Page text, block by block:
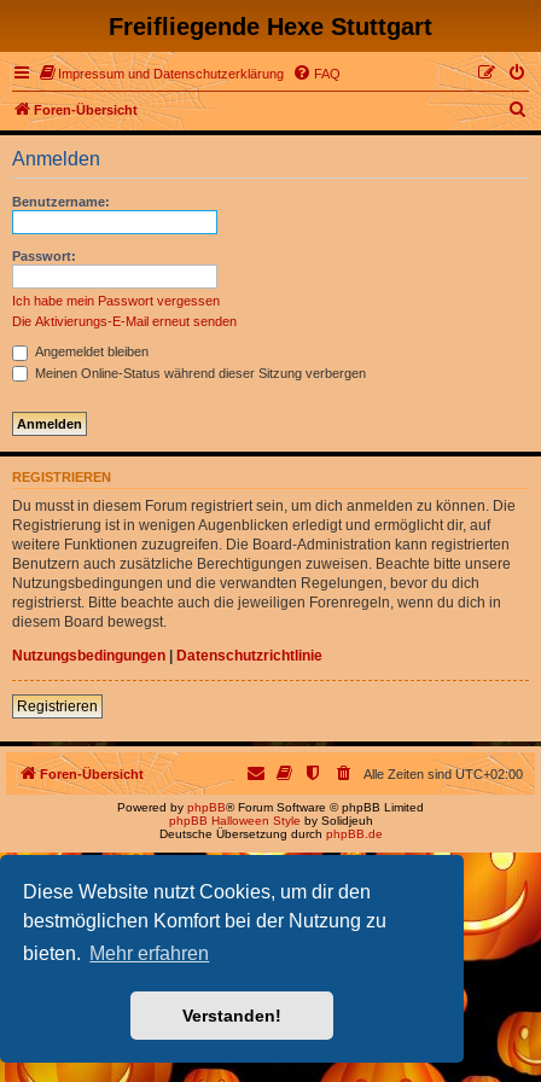
Diese Website nutzt Cookies, um dir den
bestmöglichen Komfort bei der Nutzung zu
bieten. Mehr erfahren
Verstanden!
Freifliegende Hexe Stuttgart
Impressum und Datenschutzerklärung FAQ
Foren-Übersicht
S
u
Anmelden
Benutzername:
Passwort:
Ich habe mein Passwort vergessen
Die Aktivierungs-E-Mail erneut senden
Angemeldet bleiben
Meinen Online-Status während dieser Sitzung verbergen
REGISTRIEREN
Du musst in diesem Forum registriert sein, um dich anmelden zu können. Die
Registrierung ist in wenigen Augenblicken erledigt und ermöglicht dir, auf
weitere Funktionen zuzugreifen. Die Board-Administration kann registrierten
Benutzern auch zusätzliche Berechtigungen zuweisen. Beachte bitte unsere
Nutzungsbedingungen und die verwandten Regelungen, bevor du dich
registrierst. Bitte beachte auch die jeweiligen Forenregeln, wenn du dich in
diesem Board bewegst.
Nutzungsbedingungen | Datenschutzrichtlinie
Registrieren
Foren-Übersicht Alle Zeiten sindUTC+02:00
Powered by phpBB® Forum Software © phpBB Limited
phpBB Halloween Style by Solidjeuh
Deutsche Übersetzung durch phpBB.de